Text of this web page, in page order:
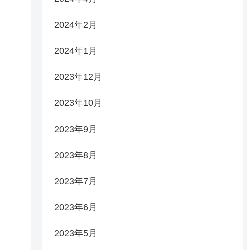
2024年2月
2024年1月
2023年12月
2023年10月
2023年9月
2023年8月
2023年7月
2023年6月
2023年5月